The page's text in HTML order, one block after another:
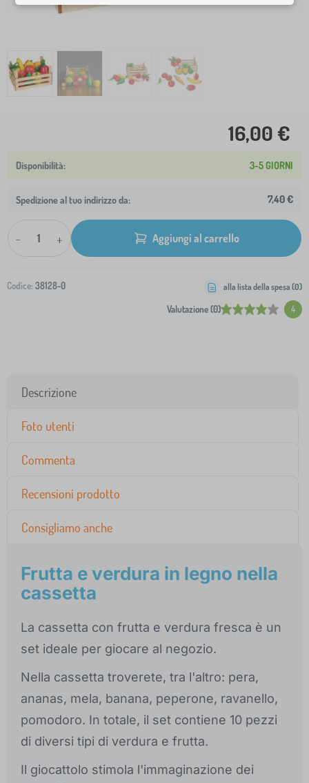
16,00 €
3-5 GIORNI
Spedizione al tuo indirizzo da: 7,40 €
- + Aggiungi al carrello
Codice: 38128-0
Valutazione (0) 4
alla lista della spesa (0)
Descrizione
Foto utenti
Commenta
Recensioni prodotto
Consigliamo anche
Frutta e verdura in legno nella
cassetta
La cassetta con frutta e verdura fresca è un
set ideale per giocare al negozio.
Nella cassetta troverete, tra l'altro: pera,
ananas, mela, banana, peperone, ravanello,
pomodoro. In totale, il set contiene 10 pezzi
di diversi tipi di verdura e frutta.
Il giocattolo stimola l'immaginazione dei